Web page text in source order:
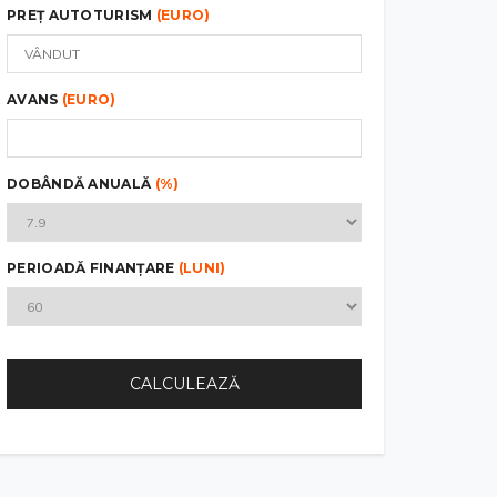
PREȚ AUTOTURISM (EURO)
AVANS (EURO)
DOBÂNDĂ ANUALĂ (%)
PERIOADĂ FINANȚARE (LUNI)
CALCULEAZĂ